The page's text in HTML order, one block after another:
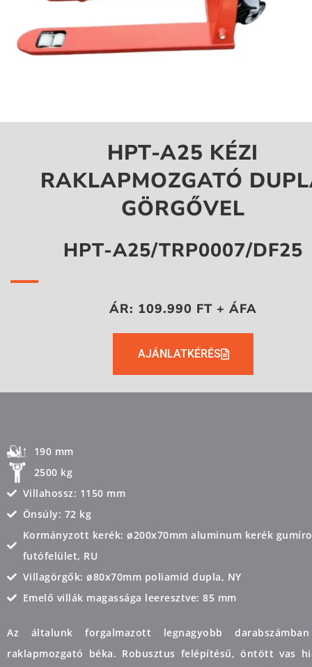
HPT-A25 KÉZI
RAKLAPMOZGATÓ
GÖRGŐVEL
HPT-A25/TRP0007/DF25
ÁR: 109.990 FT + ÁFA
AJÁNLATKÉRÉS
190 mm
2500 kg
Villahossz: 1150 mm
Önsúly: 72 kg
Kormányzott kerék: ø200x70mm aluminum kerék
futófelület, RU
Villagörgők: ø80x70mm poliamid dupla, NY
Emelő villák magassága leeresztve: 85 mm
Az általunk forgalmazott legnagyobb
raklapmozgató béka. Robusztus felépítésű, öntött vas